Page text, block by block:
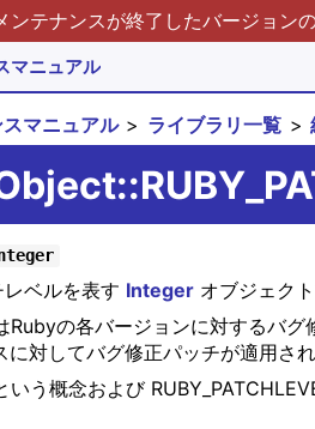
ンテナンスが終了したバージョン
マニュアル
マニュアル ライブラリ一覧
ベルを表す Integerオブジェクト
Rubyの各バージョンに対するバ
対してバグ修正パッチが適用さ
いう概念および